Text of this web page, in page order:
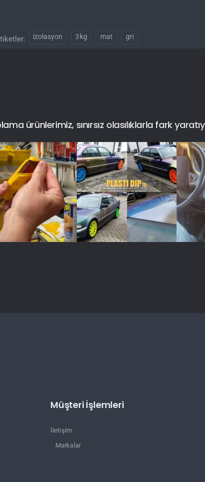
izolasyon 3kg mat gri
ürünlerimiz, sınırsız olasılıklarla fark
Müşteri İşlemleri
İletişim
Markalar